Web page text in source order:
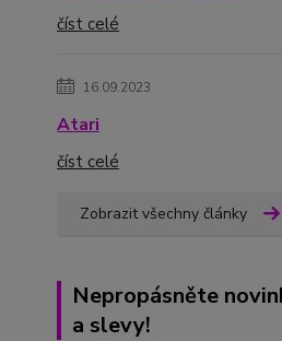
číst celé
16.09.2023
Atari
číst celé
Zobrazit všechny články
Nepropásněte
a slevy!